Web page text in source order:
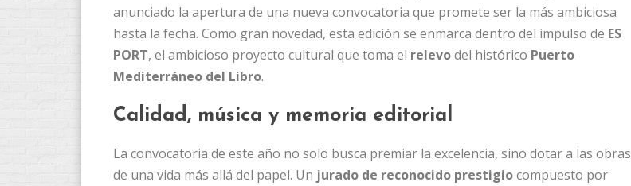
anunciado la apertura de una nueva convocatoria que promete ser la más ambiciosa
hasta la fecha. Como gran novedad, esta edición se enmarca dentro del impulso de ES
PORT, el ambicioso proyecto cultural que toma el relevodel histórico Puerto
Mediterráneo del Libro.
​Calidad, música y memoria editorial
​La convocatoria de este año no solo busca premiar la excelencia, sino dotar a las obras
de una vida más allá del papel. Un jurado de reconocido prestigiocompuesto por